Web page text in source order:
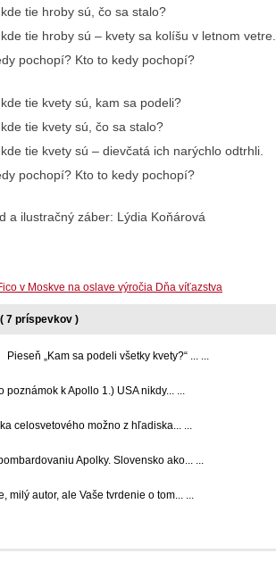
tie hroby sú, čo sa stalo?
tie hroby sú – kvety sa kolíšu v letnom vetre.
pochopí? Kto to kedy pochopí?
tie kvety sú, kam sa podeli?
tie kvety sú, čo sa stalo?
tie kvety sú – dievčatá ich narýchlo odtrhli.
pochopí? Kto to kedy pochopí?
a ilustračný záber: Lýdia Koňárová
v Moskve na oslave výročia Dňa víťazstva
7 príspevkov )
Pieseň „Kam sa podeli všetky kvety?“ ... ...
poznámok k Apollo 1.) USA nikdy... ...
celosvetového možno z hľadiska... ...
Apolky. Slovensko ako... ...
milý autor, ale Vaše tvrdenie o tom... ...